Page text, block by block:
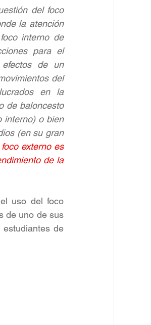
del foco
la atención
interno de
para el
de un
del
en la
de baloncesto
interno) o bien
(en su gran
externo es
de la
uso del foco
de uno de sus
de